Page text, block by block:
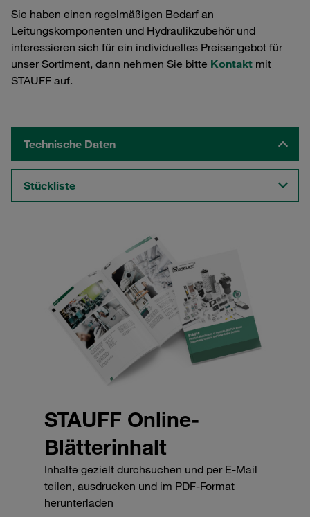
Sie haben einen regelmäßigen Bedarf an
Leitungskomponenten und Hydraulikzubehör und
interessieren sich für ein individuelles Preisangebot für
unser Sortiment, dann nehmen Sie bitte Kontakt mit
STAUFF auf.
Technische Daten
Stückliste
STAUFF Online-
Blätterinhalt
Inhalte gezielt durchsuchen und per E-Mail
teilen, ausdrucken und im PDF-Format
herunterladen